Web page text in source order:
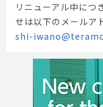
リニューアル中につ
せは以下のメールア
shi-